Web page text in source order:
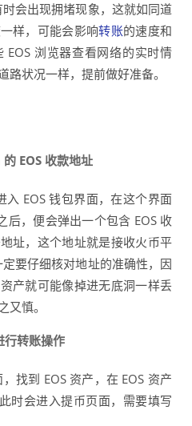
会出现拥堵现象，这就如同道
样，可能会影响转账的速度和
浏览器查看网络的实时情
状况一样，提前做好准备。
EOS 收款地址
EOS 钱包界面，在这个界面
后，便会弹出一个包含 EOS 收
址，这个地址就是接收火币平
要仔细核对地址的准确性，因
产就可能像掉进无底洞一样丢
又慎。
行转账操作
找到 EOS 资产，在 EOS 资产
时会进入提币页面，需要填写